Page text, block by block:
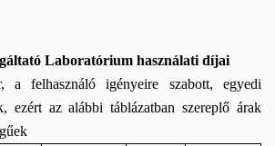
Laboratórium használati díjai
a felhasználó igényeire szabott, egyedi
ezért az alábbi táblázatban szereplő árak